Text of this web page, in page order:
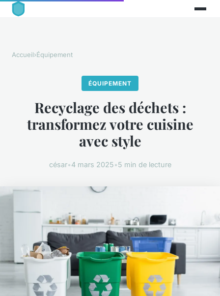
Accueil›Équipement
ÉQUIPEMENT
Recyclage des déchets :
transformez votre cuisine
avec style
césar•4 mars 2025•5 min de lecture